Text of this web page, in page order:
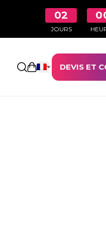
02
JOURS
Ouvrir le panier
DEVIS ET